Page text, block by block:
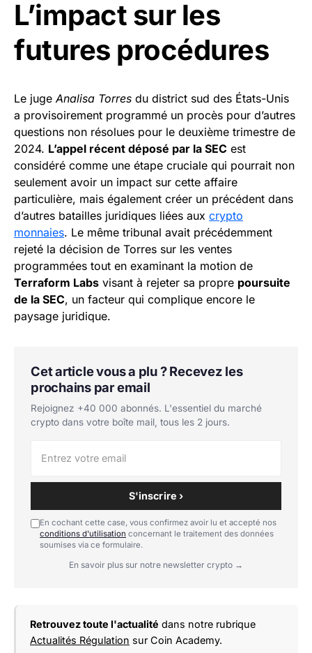
L’impact sur les
futures procédures
Le juge Analisa Torres du district sud des États-Unis
a provisoirement programmé un procès pour d’autres
questions non résolues pour le deuxième trimestre de
2024. L’appel récent déposé par la SEC est
considéré comme une étape cruciale qui pourrait non
seulement avoir un impact sur cette affaire
particulière, mais également créer un précédent dans
d’autres batailles juridiques liées aux crypto
monnaies. Le même tribunal avait précédemment
rejeté la décision de Torres sur les ventes
programmées tout en examinant la motion de
Terraform Labs visant à rejeter sa propre poursuite
de la SEC, un facteur qui complique encore le
paysage juridique.
Cet article vous a plu ? Recevez les
prochains par email
Rejoignez +40 000 abonnés. L'essentiel du marché
crypto dans votre boîte mail, tous les 2 jours.
S'inscrire ›
En cochant cette case, vous confirmez avoir lu et accepté nos
conditions d'utilisation concernant le traitement des données
soumises via ce formulaire.
En savoir plus sur notre newsletter crypto →
Retrouvez toute l'actualité dans notre rubrique
Actualités Régulation sur Coin Academy.